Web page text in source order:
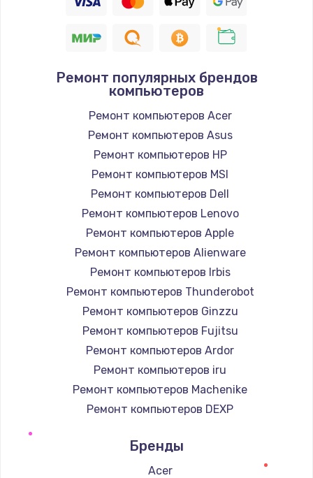
Ремонт популярных брендов
компьютеров
Ремонт компьютеров Acer
Ремонт компьютеров Asus
Ремонт компьютеров HP
Ремонт компьютеров MSI
Ремонт компьютеров Dell
Ремонт компьютеров Lenovo
Ремонт компьютеров Apple
Ремонт компьютеров Alienware
Ремонт компьютеров Irbis
Ремонт компьютеров Thunderobot
Ремонт компьютеров Ginzzu
Ремонт компьютеров Fujitsu
Ремонт компьютеров Ardor
Ремонт компьютеров iru
Ремонт компьютеров Machenike
Ремонт компьютеров DEXP
Ремонт компьютеров Intel
Ремонт компьютеров Beelink
Бренды
Acer